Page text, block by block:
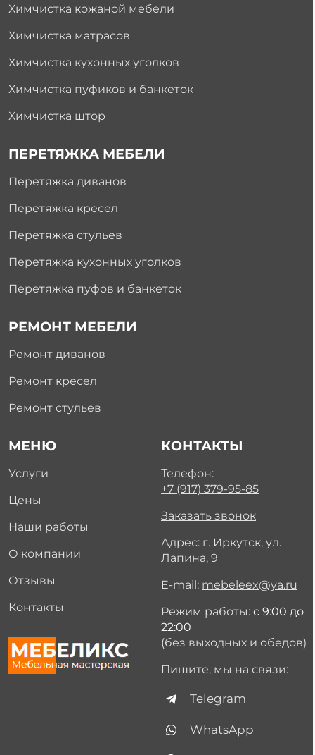
МЕНЮ
Услуги
Цены
Наши работы
О компании
Отзывы
Контакты
Химчистка кожаной мебели
Химчистка матрасов
Химчистка кухонных уголков
Химчистка пуфиков и банкеток
Химчистка штор
ПЕРЕТЯЖКА МЕБЕЛИ
Перетяжка диванов
Перетяжка кресел
Перетяжка стульев
Перетяжка кухонных уголков
Перетяжка пуфов и банкеток
РЕМОНТ МЕБЕЛИ
Ремонт диванов
Ремонт кресел
Ремонт стульев
КОНТАКТЫ
Телефон:
+7 (917) 379-95-85
Заказать звонок
Адрес: г. Иркутск, ул.
Лапина, 9
E-mail: mebeleex@ya.ru
Режим работы: с 9:00 до
22:00
(без выходных и обедов)
Пишите, мы на связи:
Telegram
WhatsApp